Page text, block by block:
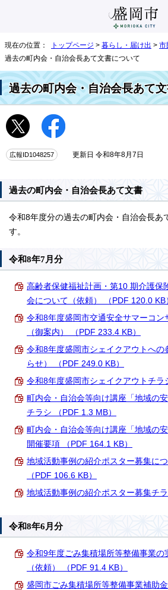
現在の位置： トップページ > 暮らし・届け出 > 市
過去の町内会・自治会長あて文書について
過去の町内会・自治会長あて
広報ID1048257 更新日 令和8年8月7日
過去の町内会・自治会長あて文書
令和8年度分の過去の町内会・自治会長あ
す。
令和8年7月分
高齢者保健福祉計画・第10 期介護保
会について（依頼） （PDF 120.0 KB
令和8年度盛岡市交通安全サマーコン
（御案内） （PDF 233.4 KB）
令和8年度盛岡市シェイクアウトへの
らせ） （PDF 249.0 KB）
令和8年度盛岡市シェイクアウトチラ
町内会・自治会等向け講座「地域の
チラシ （PDF 1.3 MB）
町内会・自治会等向け講座「地域の
開催要項 （PDF 164.1 KB）
地域活動事例の紹介ポスター募集につ
（PDF 106.6 KB）
地域活動事例の紹介ポスター募集チ
令和8年6月分
令和9年度ごみ集積場所等整備事業の
（依頼） （PDF 91.4 KB）
盛岡市ごみ集積場所等整備事業補助